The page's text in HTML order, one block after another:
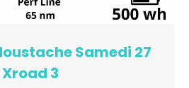
Samedi 27
Xroad 3